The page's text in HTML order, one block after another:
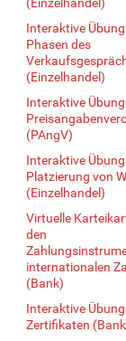
Interaktive
Phasen des
(Einzelhandel)
Interaktive
(PAngV)
Interaktive
Platzierung von
(Einzelhandel)
Virtuelle
den
internationalen
(Bank)
Interaktive
Zertifikaten